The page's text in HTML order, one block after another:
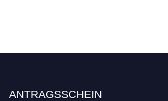
ANTRAGSSCHEIN